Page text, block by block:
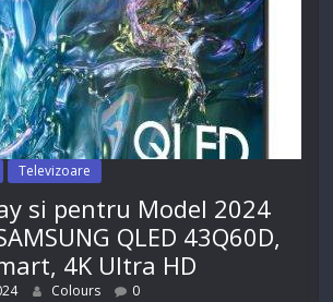
Televizoare
si pentru Model 2024
QLED 43Q60D,
4K Ultra HD
Colours 0